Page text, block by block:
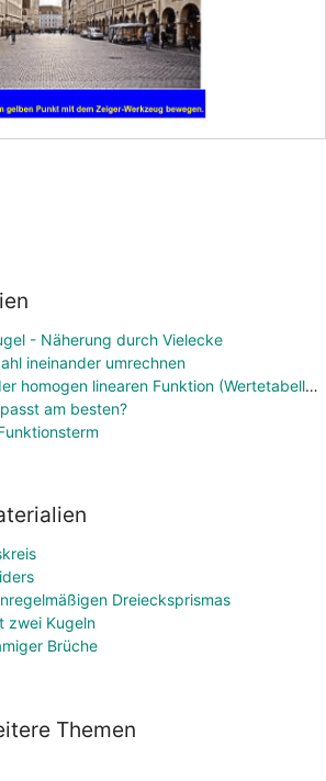
- Näherung durch Vielecke
ineinander umrechnen
Die drei Gesichter der homogen linearen Funktion (Wertetabelle, Funktionsgleichung, Graph)
am besten?
Dreiecksprismas
zwei Kugeln
Brüche
Themen